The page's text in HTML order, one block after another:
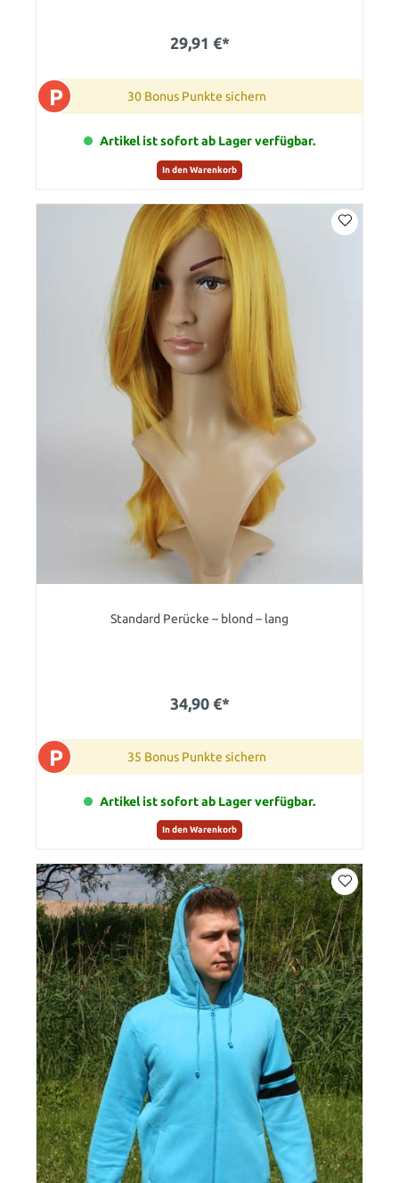
29,91 €*
P 30 Bonus Punkte sichern
Artikel ist sofort ab Lager verfügbar.
In den Warenkorb
Standard Perücke – blond – lang
34,90 €*
P 35 Bonus Punkte sichern
Artikel ist sofort ab Lager verfügbar.
In den Warenkorb